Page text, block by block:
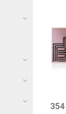
354